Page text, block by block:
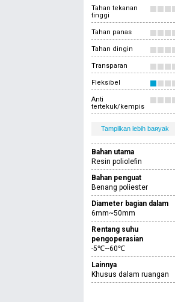
Tahan tekanan
tinggi
Tahan panas
Tahan dingin
Transparan
Fleksibel
Anti
tertekuk/kempis
Tampilkan lebih banyak
Bahan utama
Resin poliolefin
Bahan penguat
Benang poliester
Diameter bagian dalam
6mm~50mm
Rentang suhu
pengoperasian
-5℃~60℃
Lainnya
Khusus dalam ruangan